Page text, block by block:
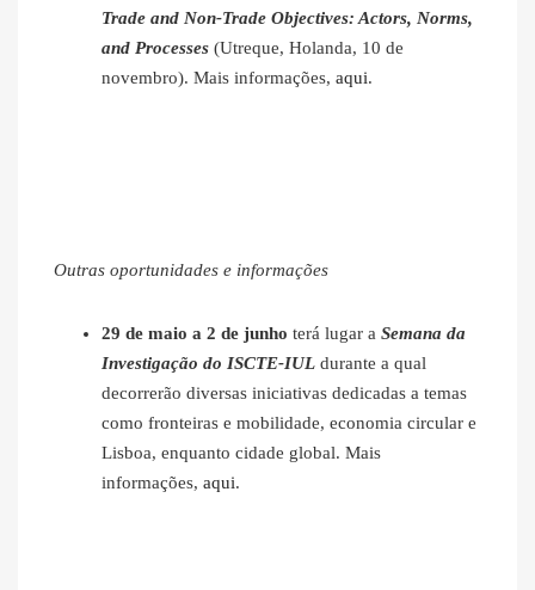
Trade and Non-Trade Objectives: Actors, Norms,
and Processes (Utreque, Holanda, 10 de
novembro). Mais informações, aqui.
Outras oportunidades e informações
29 de maio a 2 de junho terá lugar a Semana da
Investigação do ISCTE-IUL durante a qual
decorrerão diversas iniciativas dedicadas a temas
como fronteiras e mobilidade, economia circular e
Lisboa, enquanto cidade global. Mais
informações, aqui.